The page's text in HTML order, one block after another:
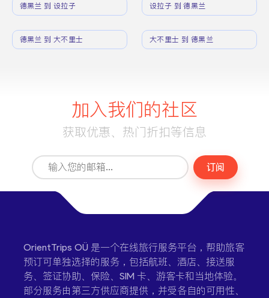
德黑兰 到 设拉子 设拉子 到 德黑兰
德黑兰 到 大不里士 大不里士 到 德黑兰
加入我们的社区
获取优惠、热门折扣等信息
订阅
OrientTrips OÜ 是一个在线旅行服务平台，帮助旅客
预订可单独选择的服务，包括航班、酒店、接送服
务、签证协助、保险、SIM 卡、游客卡和当地体验。
部分服务由第三方供应商提供，并受各自的可用性、